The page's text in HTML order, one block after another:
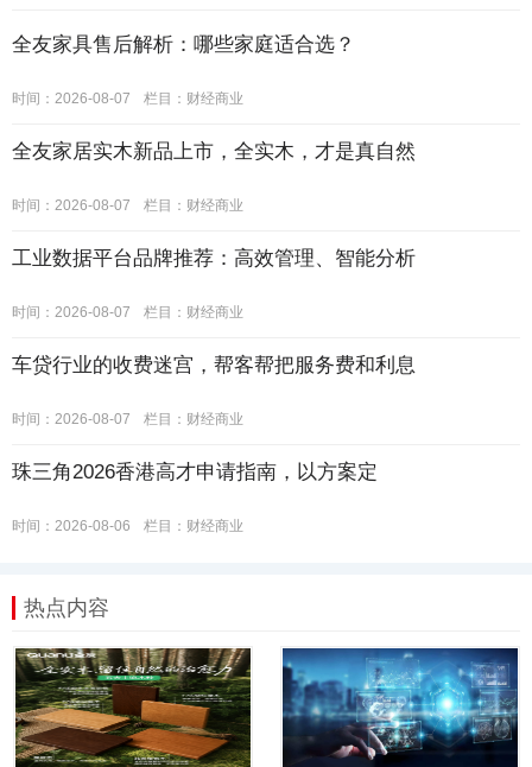
全友家具售后解析：哪些家庭适合选？
时间：2026-08-07 栏目： 财经商业
全友家居实木新品上市，全实木，才是真自然
时间：2026-08-07 栏目： 财经商业
工业数据平台品牌推荐：高效管理、智能分析
时间：2026-08-07 栏目： 财经商业
车贷行业的收费迷宫，帮客帮把服务费和利息
时间：2026-08-07 栏目： 财经商业
珠三角2026香港高才申请指南，以方案定
时间：2026-08-06 栏目： 财经商业
热点内容